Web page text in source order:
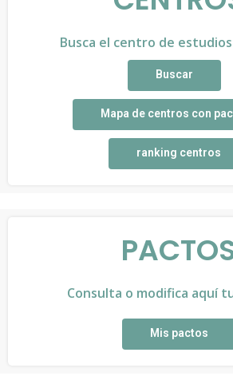
Busca el centro de
Buscar
Mapa de centros con
ranking centros
Consulta o modifica aquí
Mis pactos